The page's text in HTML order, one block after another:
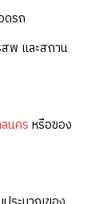
ดรถ
สพ และสถาน
นคร หรือของ